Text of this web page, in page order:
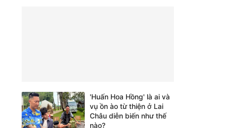
'Huấn Hoa Hồng' là ai và
vụ ồn ào từ thiện ở Lai
Châu diễn biến như thế
nào?